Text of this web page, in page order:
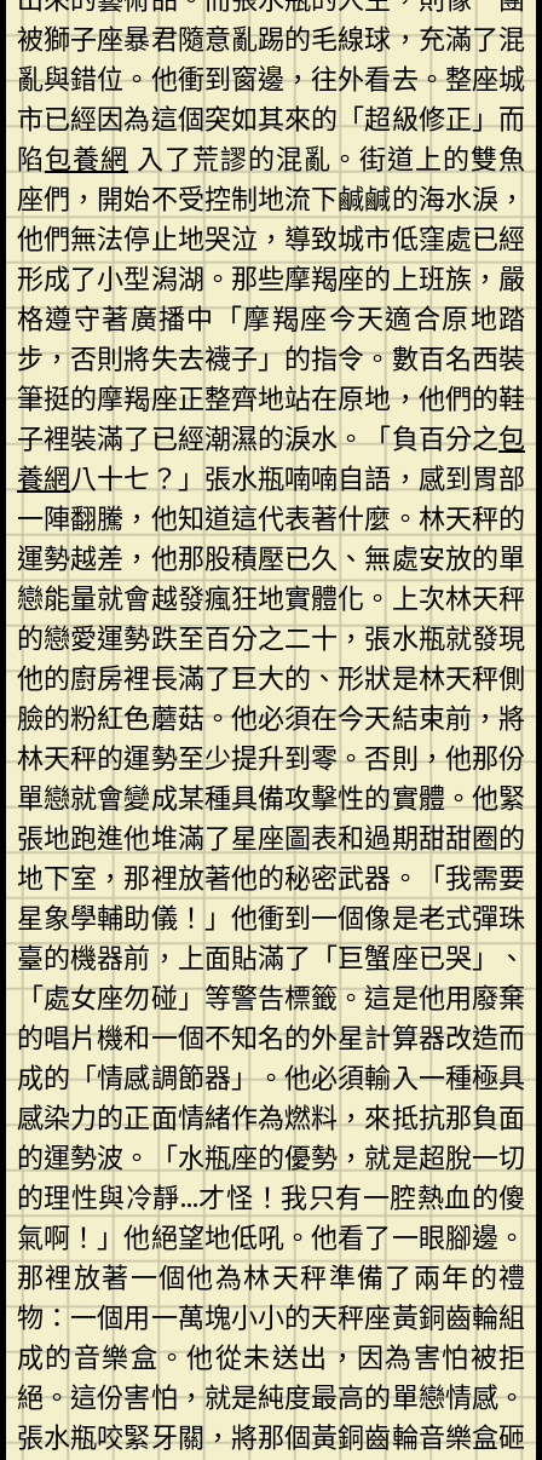
被獅子座暴君隨意亂踢的毛線球，充滿了混
亂與錯位。他衝到窗邊，往外看去。整座城
市已經因為這個突如其來的「超級修正」而
陷包養網 入了荒謬的混亂。街道上的雙魚
座們，開始不受控制地流下鹹鹹的海水淚，
他們無法停止地哭泣，導致城市低窪處已經
形成了小型潟湖。那些摩羯座的上班族，嚴
格遵守著廣播中「摩羯座今天適合原地踏
步，否則將失去襪子」的指令。數百名西裝
筆挺的摩羯座正整齊地站在原地，他們的鞋
子裡裝滿了已經潮濕的淚水。「負百分之包
養網八十七？」張水瓶喃喃自語，感到胃部
一陣翻騰，他知道這代表著什麼。林天秤的
運勢越差，他那股積壓已久、無處安放的單
戀能量就會越發瘋狂地實體化。上次林天秤
的戀愛運勢跌至百分之二十，張水瓶就發現
他的廚房裡長滿了巨大的、形狀是林天秤側
臉的粉紅色蘑菇。他必須在今天結束前，將
林天秤的運勢至少提升到零。否則，他那份
單戀就會變成某種具備攻擊性的實體。他緊
張地跑進他堆滿了星座圖表和過期甜甜圈的
地下室，那裡放著他的秘密武器。「我需要
星象學輔助儀！」他衝到一個像是老式彈珠
臺的機器前，上面貼滿了「巨蟹座已哭」、
「處女座勿碰」等警告標籤。這是他用廢棄
的唱片機和一個不知名的外星計算器改造而
成的「情感調節器」。他必須輸入一種極具
感染力的正面情緒作為燃料，來抵抗那負面
的運勢波。「水瓶座的優勢，就是超脫一切
的理性與冷靜…才怪！我只有一腔熱血的傻
氣啊！」他絕望地低吼。他看了一眼腳邊。
那裡放著一個他為林天秤準備了兩年的禮
物：一個用一萬塊小小的天秤座黃銅齒輪組
成的音樂盒。他從未送出，因為害怕被拒
絕。這份害怕，就是純度最高的單戀情感。
張水瓶咬緊牙關，將那個黃銅齒輪音樂盒砸